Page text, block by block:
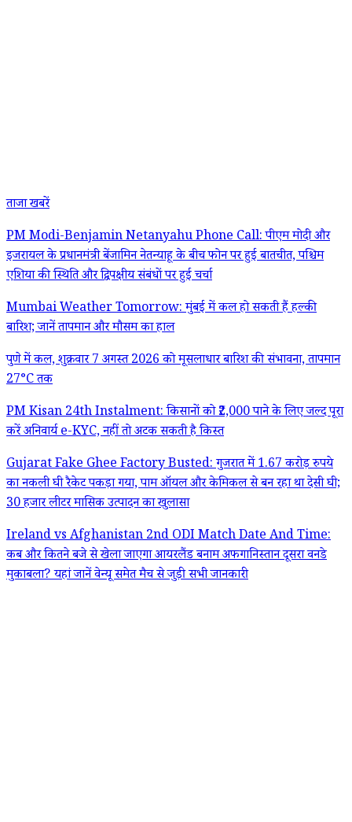
ताजा खबरें
PM Modi-Benjamin Netanyahu Phone Call: पीएम मोदी और
इजरायल के प्रधानमंत्री बेंजामिन नेतन्याहू के बीच फोन पर हुई बातचीत, पश्चिम
एशिया की स्थिति और द्विपक्षीय संबंधों पर हुई चर्चा
Mumbai Weather Tomorrow: मुंबई में कल हो सकती हैं हल्की
बारिश; जानें तापमान और मौसम का हाल
पुणे में कल, शुक्रवार 7 अगस्त 2026 को मूसलाधार बारिश की संभावना, तापमान
27°C तक
PM Kisan 24th Instalment: किसानों को ₹2,000 पाने के लिए जल्द पूरा
करें अनिवार्य e-KYC, नहीं तो अटक सकती है किस्त
Gujarat Fake Ghee Factory Busted: गुजरात में 1.67 करोड़ रुपये
का नकली घी रैकेट पकड़ा गया, पाम ऑयल और केमिकल से बन रहा था देसी घी;
30 हजार लीटर मासिक उत्पादन का खुलासा
Ireland vs Afghanistan 2nd ODI Match Date And Time:
कब और कितने बजे से खेला जाएगा आयरलैंड बनाम अफगानिस्तान दूसरा वनडे
मुकाबला? यहां जानें वेन्यू समेत मैच से जुड़ी सभी जानकारी